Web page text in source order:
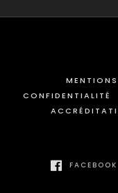
CONFIDENTIALITÉ
FACEBOOK